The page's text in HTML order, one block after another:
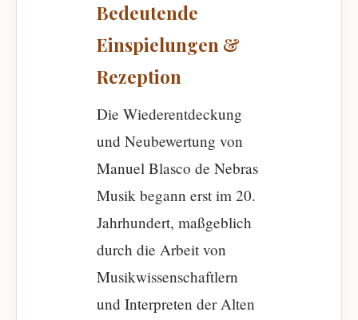
Bedeutende
Einspielungen &
Rezeption
Die Wiederentdeckung
und Neubewertung von
Manuel Blasco de Nebras
Musik begann erst im 20.
Jahrhundert, maßgeblich
durch die Arbeit von
Musikwissenschaftlern
und Interpreten der Alten